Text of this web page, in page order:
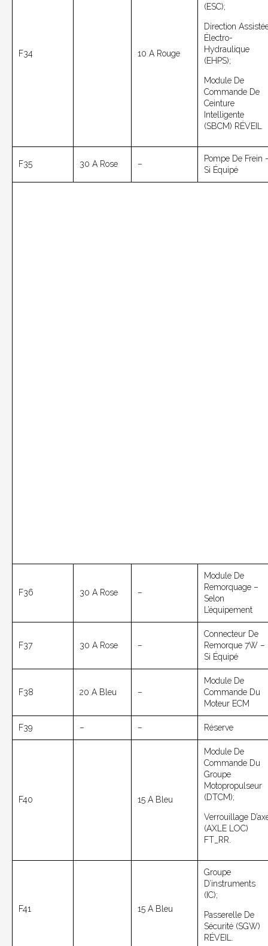
F34 10 A Rouge
(ESC);
Direction
Électro-
Hydraulique
(EHPS);
Module De
Commande De
Ceinture
Intelligente
(SBCM) RÉVEIL
F35 30 A Rose –
Pompe De Frein
Si Équipé
F36 30 A Rose –
Module De
Remorquage –
Selon
L’équipement
F37 30 A Rose –
Connecteur De
Remorque 7W –
Si Équipé
F38 20 A Bleu –
Module De
Commande Du
Moteur ECM
F39 – – Réserve
F40 15 A Bleu
Module De
Commande Du
Groupe
Motopropulseur
(DTCM);
Verrouillage
(AXLE LOC)
FT_RR.
F41 15 A Bleu
Groupe
D’instruments
(IC);
Passerelle De
Sécurité (SGW)
RÉVEIL.